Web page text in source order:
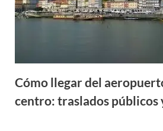
Cómo llegar del
centro: traslados públicos